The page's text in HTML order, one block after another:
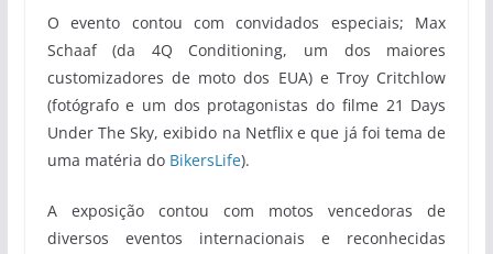
O evento contou com convidados especiais; Max
Schaaf (da 4Q Conditioning, um dos maiores
customizadores de moto dos EUA) e Troy Critchlow
(fotógrafo e um dos protagonistas do filme 21 Days
Under The Sky, exibido na Netflix e que já foi tema de
uma matéria do BikersLife).
A exposição contou com motos vencedoras de
diversos eventos internacionais e reconhecidas